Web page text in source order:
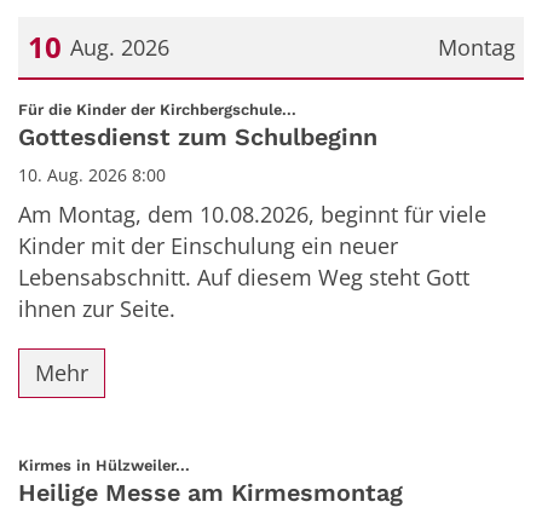
Montag
10 Aug. 2026
Datum: 10. August 2026
Für die Kinder der Kirchbergschule...
Gottesdienst zum Schulbeginn
10. Aug. 2026 8:00
Am Montag, dem 10.08.2026, beginnt für viele
Kinder mit der Einschulung ein neuer
Lebensabschnitt. Auf diesem Weg steht Gott
ihnen zur Seite.
Mehr
Kirmes in Hülzweiler...
Heilige Messe am Kirmesmontag